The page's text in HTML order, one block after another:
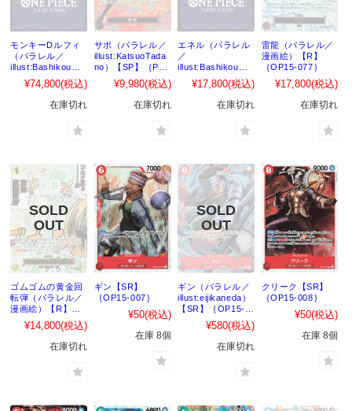
モンキーDルフィ
（パラレル／
illust:Bashikou）
【SP】｛ST26-
005［OP15］｝
¥74,800(税込)
在庫切れ
サボ（パラレル／
illust:KatsuoTada
no）【SP】｛P-
105［OP15］｝
¥9,980(税込)
在庫切れ
エネル（パラレル
／
illust:Bashikou）
【SP】｛EB02-
052［OP15］｝
¥17,800(税込)
在庫切れ
雷龍（パラレル／
漫画絵）【R】
｛OP15-077｝
¥17,800(税込)
在庫切れ
ゴムゴムの黄金回
転弾（パラレル／
漫画絵）【R】
｛OP15-116｝
¥14,800(税込)
在庫切れ
ギン【SR】
｛OP15-007｝
¥50(税込)
在庫 8個
ギン（パラレル／
illust:eijikaneda）
【SR】｛OP15-
¥580(税込)
在庫切れ
クリーク【SR】
｛OP15-008｝
¥50(税込)
在庫 8個